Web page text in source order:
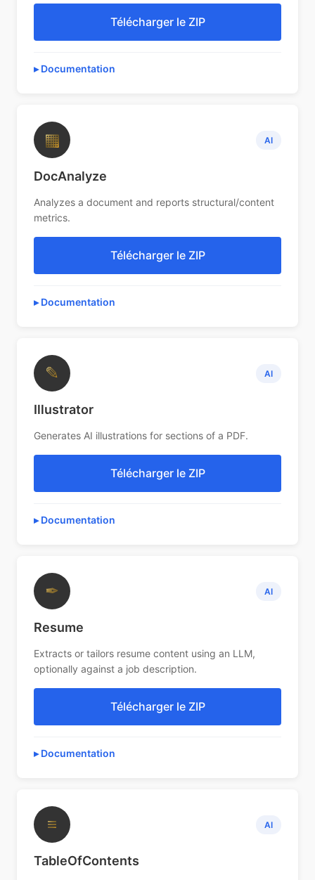
Télécharger le ZIP
Documentation
▦ AI
DocAnalyze
Analyzes a document and reports structural/content
metrics.
Télécharger le ZIP
Documentation
✎ AI
Illustrator
Generates AI illustrations for sections of a PDF.
Télécharger le ZIP
Documentation
✒ AI
Resume
Extracts or tailors resume content using an LLM,
optionally against a job description.
Télécharger le ZIP
Documentation
≡ AI
TableOfContents